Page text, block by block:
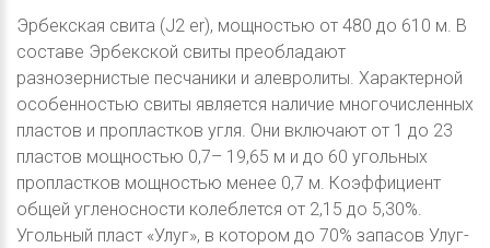
Эрбекская свита (J2 er), мощностью от 480 до 610 м. В
составе Эрбекской свиты преобладают
разнозернистые песчаники и алевролиты. Характерной
особенностью свиты является наличие многочисленных
пластов и пропластков угля. Они включают от 1 до 23
пластов мощностью 0,7– 19,65 м и до 60 угольных
пропластков мощностью менее 0,7 м. Коэффициент
общей угленосности колеблется от 2,15 до 5,30%.
Угольный пласт «Улуг», в котором до 70% запасов Улуг-